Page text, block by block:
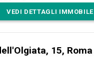
VEDI DETTAGLI IMMOBILE
15, Roma